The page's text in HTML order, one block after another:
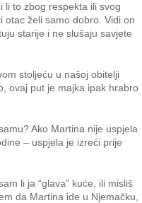
li to zbog respekta ili svog
otac želi samo dobro. Vidi on
starije i ne slušaju savjete
stoljeću u našoj obitelji
ovaj put je majka ipak hrabro
Ako Martina nije uspjela
– uspjela je izreći prije
li ja “glava” kuće, ili misliš
da Martina ide u Njemačku,